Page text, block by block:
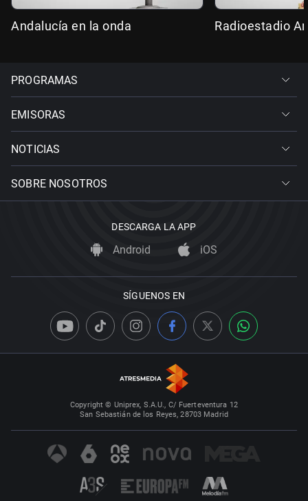
Andalucía en la onda Radioestadio
PROGRAMAS
EMISORAS
NOTICIAS
SOBRE NOSOTROS
DESCARGA LA APP
Android iOS
SÍGUENOS EN
Copyright © Uniprex, S.A.U., C/ Fuerteventura 12
San Sebastián de los Reyes, 28703 Madrid